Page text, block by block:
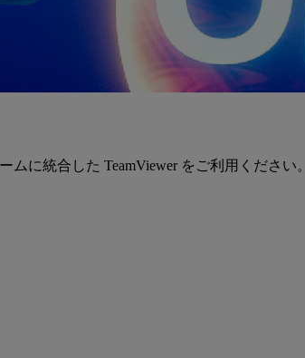
ムに統合した TeamViewer をご利用ください。